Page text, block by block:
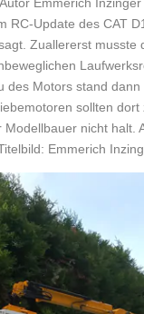
Emmerich
RC-Update des CAT
Zuallererst musste
des Motors stand
sollten dort
nicht halt.
Emmerich